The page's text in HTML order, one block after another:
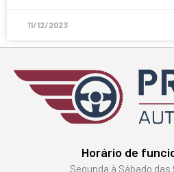
11/12/2023
Horário de
Segunda à Sábado